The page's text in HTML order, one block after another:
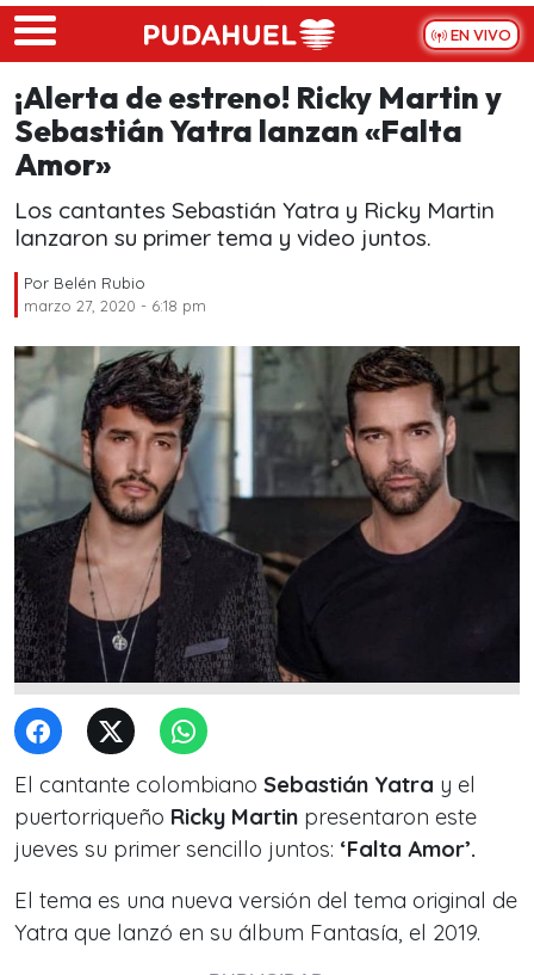
Skip to main content
EN VIVO
¡Alerta de estreno! Ricky Martin y
Sebastián Yatra lanzan «Falta
Amor»
Los cantantes Sebastián Yatra y Ricky Martin
lanzaron su primer tema y video juntos.
Por Belén Rubio
marzo 27, 2020 - 6:18 pm
El cantante colombiano Sebastián Yatra y el
puertorriqueño Ricky Martin presentaron este
jueves su primer sencillo juntos: ‘Falta Amor’.
El tema es una nueva versión del tema original de
Yatra que lanzó en su álbum Fantasía, el 2019.